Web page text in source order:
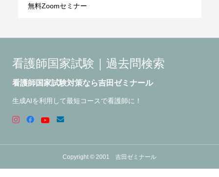
無料Zoomセミナー
看護師国家試験｜過去問検索
看護師国家試験対策なら吉田ゼミナール
生成AIを利用して最短コースで看護師に！
Copyright © 2001 吉田ゼミナール